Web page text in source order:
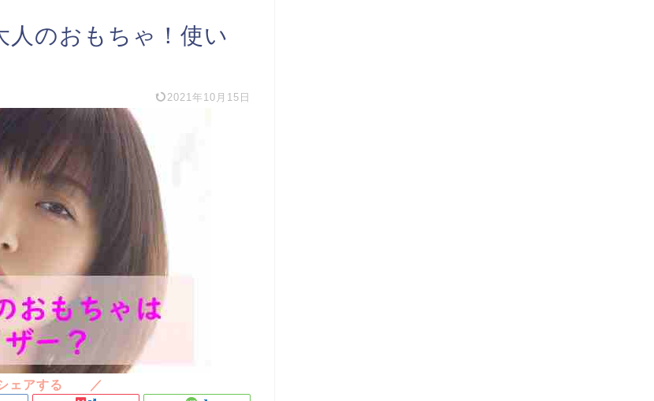
人のおもちゃ！使い
2021年10月15日